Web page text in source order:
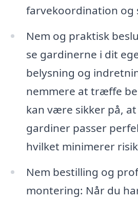
farvekoordination og
Nem og praktisk
se gardinerne i dit
belysning og
nemmere at træffe
kan være sikker på,
gardiner passer
hvilket minimerer
Nem bestilling og
montering: Når du